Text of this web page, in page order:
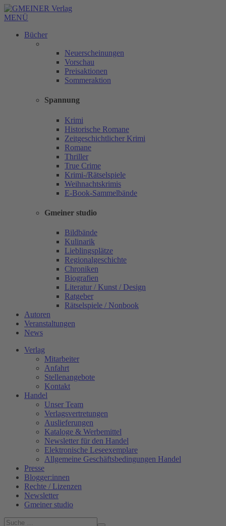
MENÜ
Bücher
Neuerscheinungen
Vorschau
Preisaktionen
Sommeraktion
Spannung
Krimi
Historische Romane
Zeitgeschichtlicher Krimi
Romane
Thriller
True Crime
Krimi-/Rätselspiele
Weihnachtskrimis
E-Book-Sammelbände
Gmeiner studio
Bildbände
Kulinarik
Lieblingsplätze
Regionalgeschichte
Chroniken
Biografien
Literatur / Kunst / Design
Ratgeber
Rätselspiele / Nonbook
Autoren
Veranstaltungen
News
Verlag
Mitarbeiter
Anfahrt
Stellenangebote
Kontakt
Handel
Unser Team
Verlagsvertretungen
Auslieferungen
Kataloge & Werbemittel
Newsletter für den Handel
Elektronische Leseexemplare
Allgemeine Geschäftsbedingungen Handel
Presse
Blogger:innen
Rechte / Lizenzen
Newsletter
Gmeiner studio